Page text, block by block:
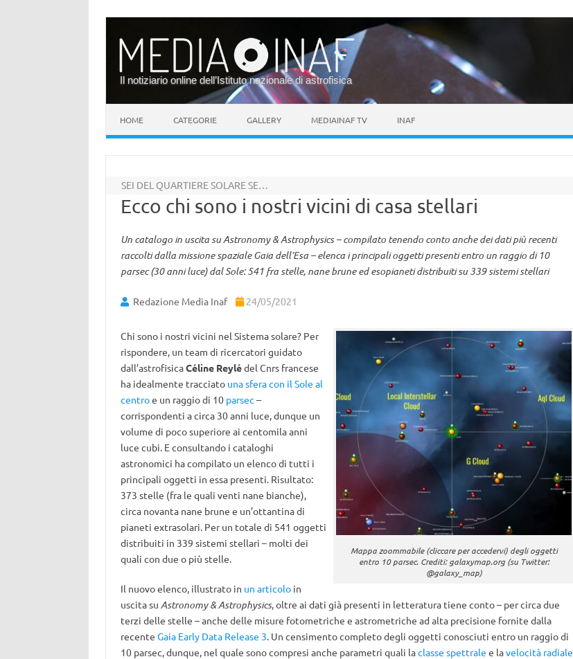
Il notiziario online dell’Istituto nazionale di astrofisica
HOME CATEGORIE GALLERY MEDIAINAF TV INAF
SEI DEL QUARTIERE SOLARE SE…
Ecco chi sono i nostri vicini di casa stellari
Un catalogo in uscita su Astronomy & Astrophysics – compilato tenendo conto anche dei dati più recenti
raccolti dalla missione spaziale Gaia dell’Esa – elenca i principali oggetti presenti entro un raggio di 10
parsec (30 anni luce) dal Sole: 541 fra stelle, nane brune ed esopianeti distribuiti su 339 sistemi stellari
Redazione Media Inaf 24/05/2021
Mappa zoommabile (cliccare per accedervi) degli oggetti
entro 10 parsec. Crediti: galaxymap.org (su Twitter:
@galaxy_map)
Chi sono i nostri vicini nel Sistema solare? Per
rispondere, un team di ricercatori guidato
dall’astrofisicaCéline Reylédel Cnrs francese
ha idealmente tracciato una sfera con il Sole al
centroe un raggio di 10 parsec –
corrispondenti a circa 30 anni luce, dunque un
volume di poco superiore ai centomila anni
luce cubi. E consultando i cataloghi
astronomici ha compilato un elenco di tutti i
principali oggetti in essa presenti. Risultato:
373 stelle (fra le quali venti nane bianche),
circa novanta nane brune e un’ottantina di
pianeti extrasolari. Per un totale di 541 oggetti
distribuiti in 339 sistemi stellari – molti dei
quali con due o più stelle.
Il nuovo elenco, illustrato in un articoloin
uscita su Astronomy & Astrophysics, oltre ai dati già presenti in letteratura tiene conto – per circa due
terzi delle stelle – anche delle misure fotometriche e astrometriche ad alta precisione fornite dalla
recente Gaia Early Data Release 3. Un censimento completo degli oggetti conosciuti entro un raggio di
10 parsec, dunque, nel quale sono compresi anche parametri quali laclasse spettrale e lavelocità radiale